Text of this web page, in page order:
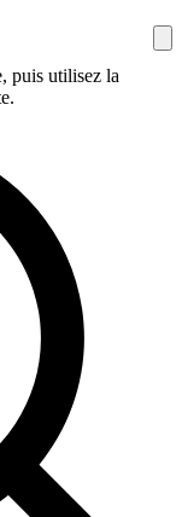
puis utilisez la